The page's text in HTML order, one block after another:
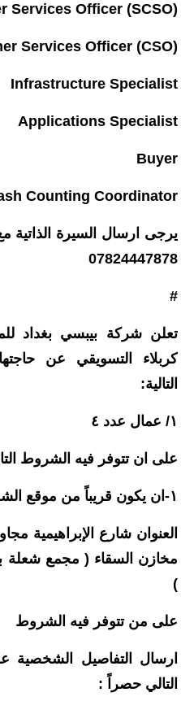
Services Officer (SCSO)
Services Officer (CSO)
Infrastructure Specialist
Applications Specialist
Buyer
Counting Coordinator
يرجى ارسال السيرة
07824447878
#
تعلن شركة بيبسي بغداد
كربلاء التسويقي عن
التالية:
١/ عمال عدد ٤
على ان تتوفر فيه الشروط
١-ان يكون قريباً من موقع الشركة حصرا ⭕️
العنوان شارع الإبراهيمية
مخازن السقاء ( مجمع شعلة
)
على من تتوفر فيه الشروط
ارسال التفاصيل الشخصية
التالي حصراً :